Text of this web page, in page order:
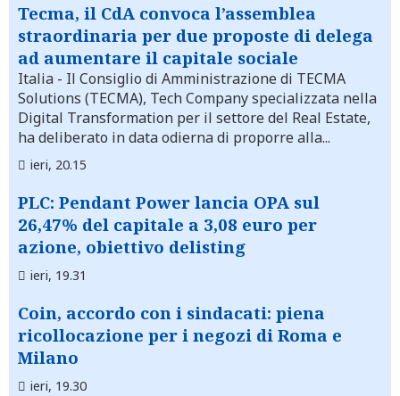
Tecma, il CdA convoca l’assemblea
straordinaria per due proposte di delega
ad aumentare il capitale sociale
Italia - Il Consiglio di Amministrazione di TECMA
Solutions (TECMA), Tech Company specializzata nella
Digital Transformation per il settore del Real Estate,
ha deliberato in data odierna di proporre alla...
ieri, 20.15
PLC: Pendant Power lancia OPA sul
26,47% del capitale a 3,08 euro per
azione, obiettivo delisting
ieri, 19.31
Coin, accordo con i sindacati: piena
ricollocazione per i negozi di Roma e
Milano
ieri, 19.30